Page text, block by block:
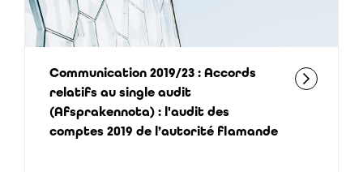
Communication 2019/23 : Accords
relatifs au single audit
(Afsprakennota) : l'audit des
comptes 2019 de l’autorité flamande